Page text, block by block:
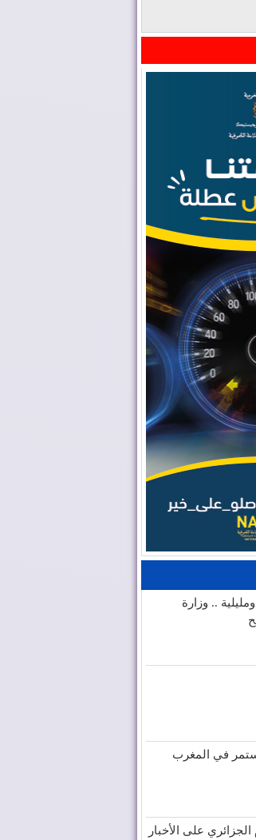
.. وزارة
في المغرب
الجزائري على الأخبار